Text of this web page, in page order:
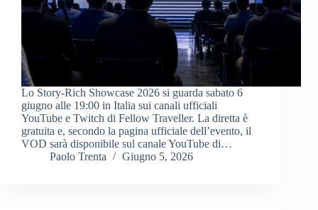
Lo Story-Rich Showcase 2026 si guarda sabato 6
giugno alle 19:00 in Italia sui canali ufficiali
YouTube e Twitch di Fellow Traveller. La diretta è
gratuita e, secondo la pagina ufficiale dell’evento, il
VOD sarà disponibile sul canale YouTube di…
Paolo Trenta
Giugno 5, 2026